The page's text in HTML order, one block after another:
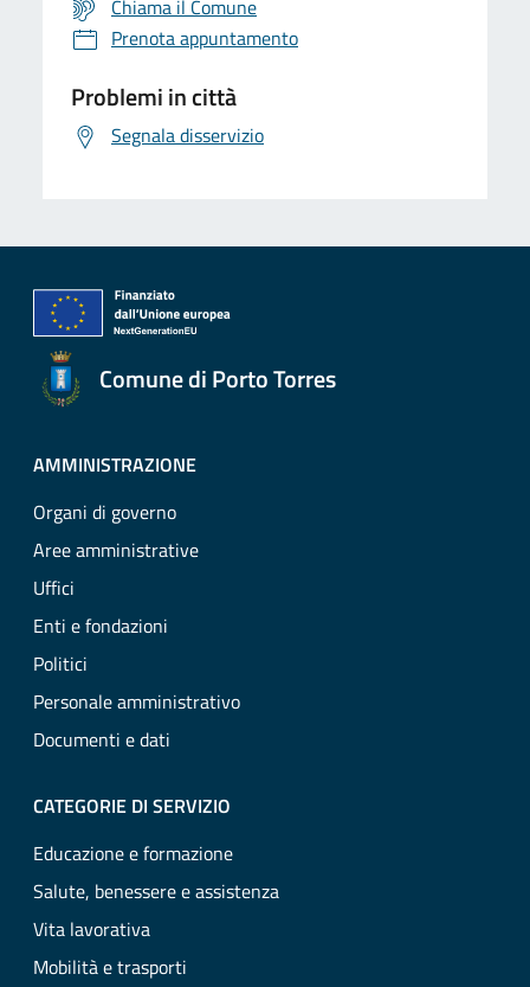
Chiama il Comune
Prenota appuntamento
Problemi in città
Segnala disservizio
Comune di Porto Torres
AMMINISTRAZIONE
Organi di governo
Aree amministrative
Uffici
Enti e fondazioni
Politici
Personale amministrativo
Documenti e dati
CATEGORIE DI SERVIZIO
Educazione e formazione
Salute, benessere e assistenza
Vita lavorativa
Mobilità e trasporti